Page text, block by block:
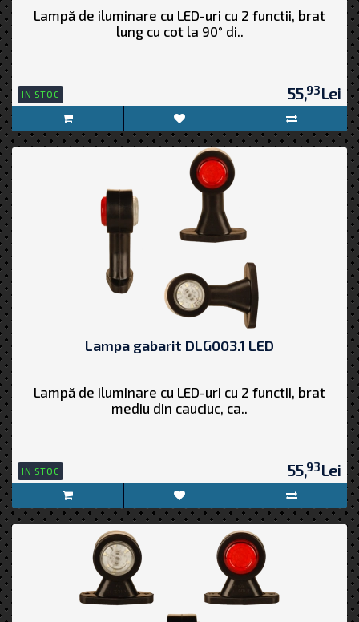
Lampă de iluminare cu LED-uri cu 2 functii, brat
lung cu cot la 90° di..
IN STOC 55,93Lei
Lampa gabarit DLG003.1 LED
Lampă de iluminare cu LED-uri cu 2 functii, brat
mediu din cauciuc, ca..
IN STOC 55,93Lei